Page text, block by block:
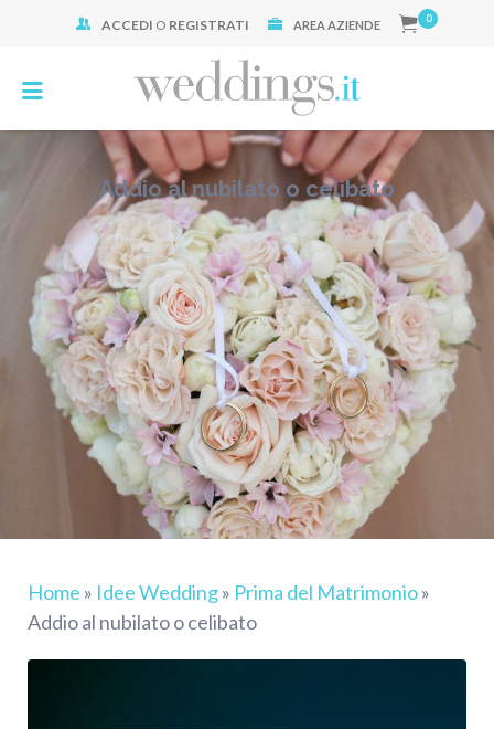
ACCEDI O REGISTRATI AREA AZIENDE 0
Addio al nubilato o celibato
Home » Idee Wedding» Prima del Matrimonio»
Addio al nubilato o celibato